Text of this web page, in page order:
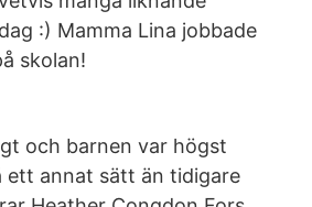
:) Mamma Lina jobbade
skolan!
och barnen var högst
ett annat sätt än tidigare